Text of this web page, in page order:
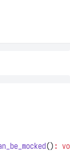
() :